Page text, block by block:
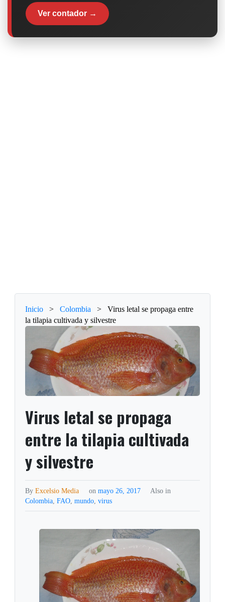
Ver contador →
Inicio > Colombia >
Virus letal se propaga entre
la tilapia cultivada y silvestre
Virus letal se propaga
entre la tilapia cultivada
y silvestre
ByExcelsio Media on mayo 26, 2017
Also in
Colombia,FAO,mundo,virus